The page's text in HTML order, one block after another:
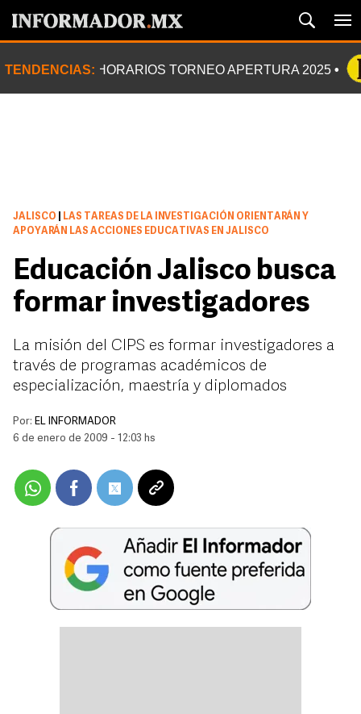
TENDENCIAS: HORARIOS TORNEO APERTURA 2025
JALISCO
LAS TAREAS DE LA INVESTIGACIÓN ORIENTARÁN Y
APOYARÁN LAS ACCIONES EDUCATIVAS EN JALISCO
Educación Jalisco busca
formar investigadores
La misión del CIPS es formar investigadores a
través de programas académicos de
especialización, maestría y diplomados
Por: EL INFORMADOR
6 de enero de 2009 - 12:03 hs